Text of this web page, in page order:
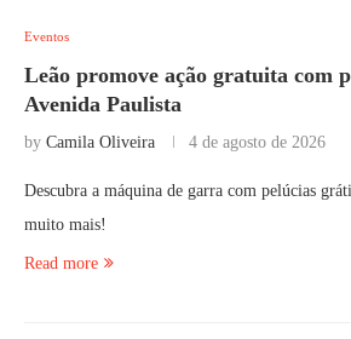
Eventos
Leão promove ação gratuita com
Avenida Paulista
by Camila Oliveira 4 de agosto de 2026
Descubra a máquina de garra com pelúcias
muito mais!
Read more